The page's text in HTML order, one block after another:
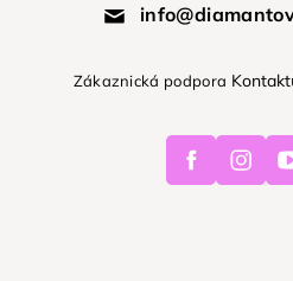
Zákaznická podpora
Facebook